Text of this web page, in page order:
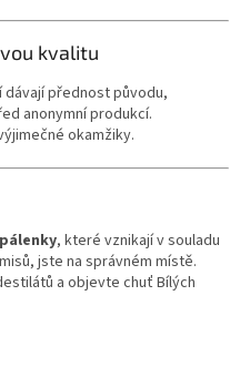
kvalitu
přednost původu,
anonymní produkcí.
okamžiky.
, které vznikají v souladu
jste na správném místě.
a objevte chuť Bílých